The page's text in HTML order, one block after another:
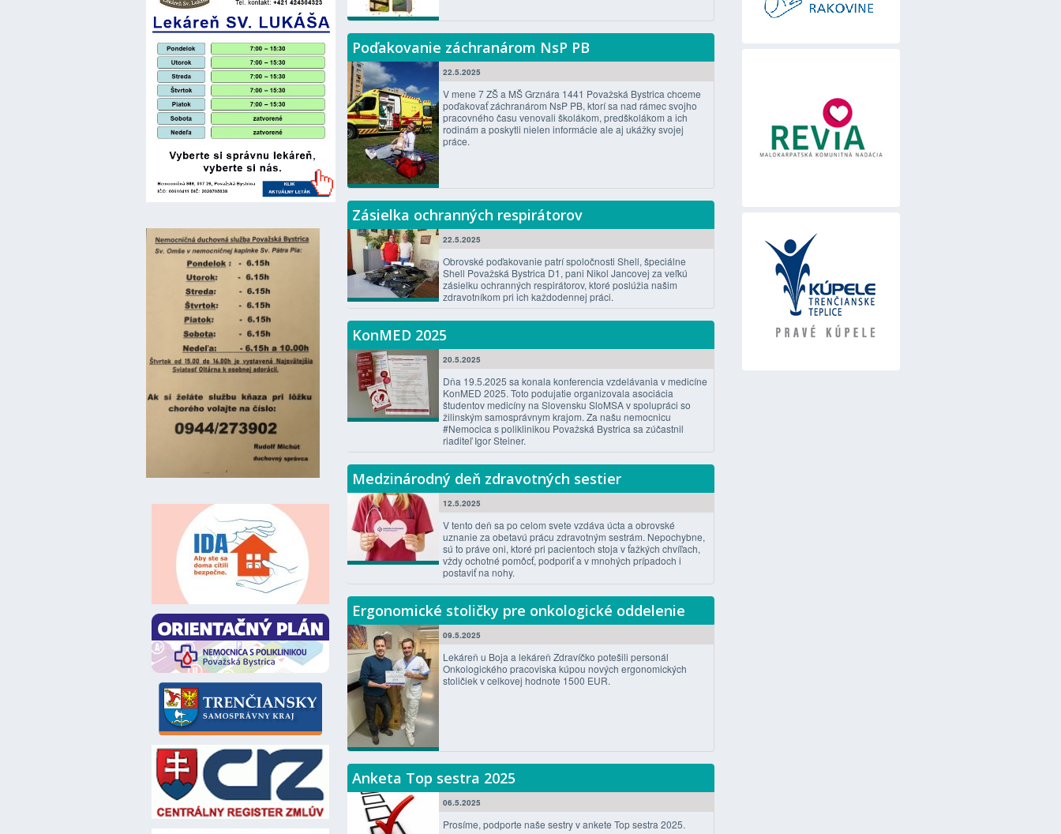
Poďakovanie záchranárom NsP PB
22.5.2025
V mene 7 ZŠ a MŠ Grznára 1441 Považská Bystrica chceme
poďakovať záchranárom NsP PB, ktorí sa nad rámec svojho
pracovného času venovali školákom, predškolákom a ich
rodinám a poskytli nielen informácie ale aj ukážky svojej
práce.
Zásielka ochranných respirátorov
22.5.2025
Obrovské poďakovanie patrí spoločnosti Shell, špeciálne
Shell Považská Bystrica D1, pani Nikol Jancovej za veľkú
zásielku ochranných respirátorov, ktoré poslúžia našim
zdravotníkom pri ich každodennej práci.
KonMED 2025
20.5.2025
Dňa 19.5.2025 sa konala konferencia vzdelávania v medicíne
KonMED 2025. Toto podujatie organizovala asociácia
študentov medicíny na Slovensku SloMSA v spolupráci so
žilinským samosprávnym krajom. Za našu nemocnicu
#Nemocica s poliklinikou Považská Bystrica sa zúčastnil
riaditeľ Igor Steiner.
Medzinárodný deň zdravotných sestier
12.5.2025
V tento deň sa po celom svete vzdáva úcta a obrovské
uznanie za obetavú prácu zdravotným sestrám. Nepochybne,
sú to práve oni, ktoré pri pacientoch stoja v ťažkých chvíľach,
vždy ochotné pomôcť, podporiť a v mnohých prípadoch i
postaviť na nohy.
Ergonomické stoličky pre onkologické oddelenie
09.5.2025
Lekáreň u Boja a lekáreň Zdravíčko potešili personál
Onkologického pracoviska kúpou nových ergonomických
stoličiek v celkovej hodnote 1500 EUR.
Anketa Top sestra 2025
06.5.2025
Prosíme, podporte naše sestry v ankete Top sestra 2025.